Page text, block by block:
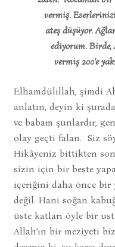
vermiş.
ateş düşüyor.
ediyorum. Birde,
vermiş 200’e
Elhamdülillah, şimdi
anlatın, deyin ki
ve babam şunlardır,
olay geçti falan. Siz
Hikâyeniz bittikten
sizin için bir beste
içeriğini daha önce bir
değil. Hani soğan
üste katları öyle bir
Allah’ın bir meziyeti